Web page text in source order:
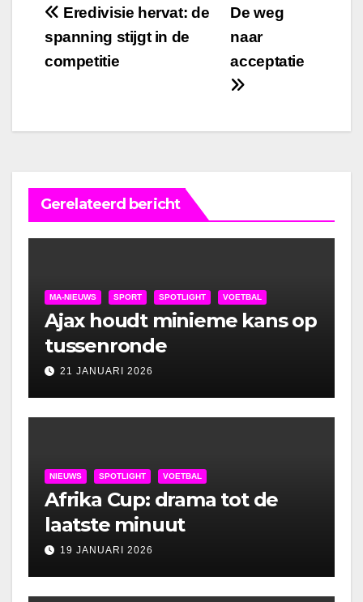
Bericht
navigatie
De weg
naar
acceptatie
Eredivisie hervat: de
spanning stijgt in de
competitie
Gerelateerd bericht
MA-NIEUWS SPORT SPOTLIGHT VOETBAL
Ajax houdt minieme kans op
tussenronde
21 JANUARI 2026
NIEUWS SPOTLIGHT VOETBAL
Afrika Cup: drama tot de
laatste minuut
19 JANUARI 2026